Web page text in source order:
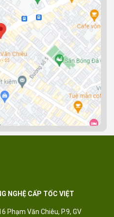
NGHỆ CẤP TỐC VIỆT
Phạm Văn Chiêu, P.9, GV